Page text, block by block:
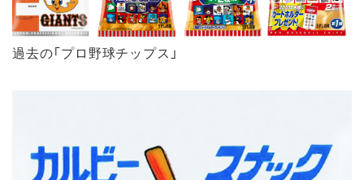
過去の「プロ野球チップス」